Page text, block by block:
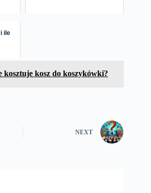
ile
kosztuje kosz do koszykówki?
NEXT